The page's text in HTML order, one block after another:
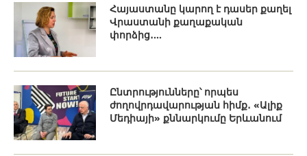
Հայաստանը կարող է դասեր քաղել
Վրաստանի քաղաքական
փորձից․...
Ընտրությունները՝ որպես
ժողովրդավարության հիմք․ «Ալիք
Մեդիայի» քննարկումը Երևանում